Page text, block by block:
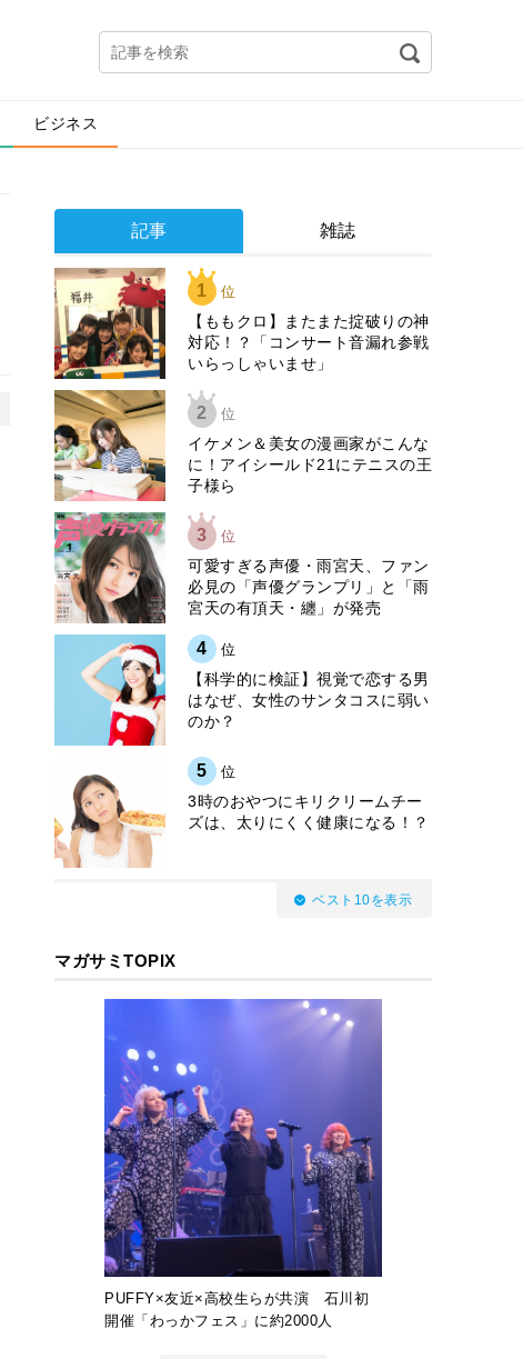
ビジネス
記事 雑誌
1 位
【ももクロ】またまた掟破りの神
対応！？「コンサート音漏れ参戦
いらっしゃいませ」
2 位
イケメン＆美女の漫画家がこんな
に！アイシールド21にテニスの王
子様ら
3 位
可愛すぎる声優・雨宮天、ファン
必見の「声優グランプリ」と「雨
宮天の有頂天・纏」が発売
4 位
【科学的に検証】視覚で恋する男
はなぜ、女性のサンタコスに弱い
のか？
5 位
3時のおやつにキリクリームチー
ズは、太りにくく健康になる！？
ベスト10を表示
マガサミTOPIX
PUFFY×友近×高校生らが共演 石川初
開催「わっかフェス」に約2000人